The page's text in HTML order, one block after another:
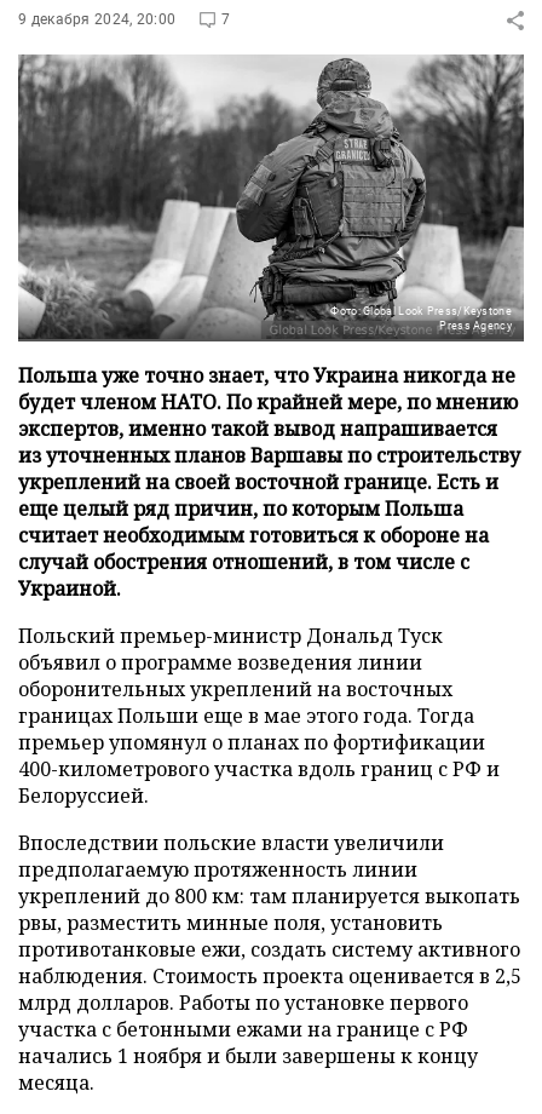
9 декабря 2024, 20:00 7
Фото: Global Look Press/Keystone
Press Agency
Польша уже точно знает, что Украина никогда не
будет членом НАТО. По крайней мере, по мнению
экспертов, именно такой вывод напрашивается
из уточненных планов Варшавы по строительству
укреплений на своей восточной границе. Есть и
еще целый ряд причин, по которым Польша
считает необходимым готовиться к обороне на
случай обострения отношений, в том числе с
Украиной.
Польский премьер-министр Дональд Туск
объявил о программе возведения линии
оборонительных укреплений на восточных
границах Польши еще в мае этого года. Тогда
премьер упомянул о планах по фортификации
400-километрового участка вдоль границ с РФ и
Белоруссией.
Впоследствии польские власти увеличили
предполагаемую протяженность линии
укреплений до 800 км: там планируется выкопать
рвы, разместить минные поля, установить
противотанковые ежи, создать систему активного
наблюдения. Стоимость проекта оценивается в 2,5
млрд долларов. Работы по установке первого
участка с бетонными ежами на границе с РФ
начались 1 ноября и были завершены к концу
месяца.